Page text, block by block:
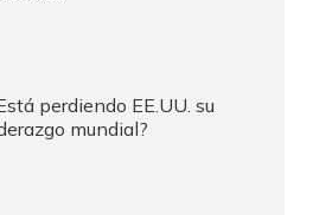
perdiendo EE.UU. su
mundial?